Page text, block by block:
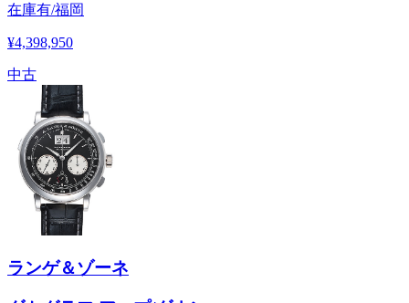
在庫有/福岡
¥4,398,950
中古
ランゲ＆ゾーネ